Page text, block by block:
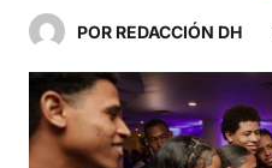
POR REDACCIÓN DH